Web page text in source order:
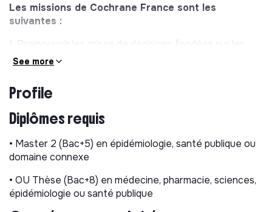
Les missions de Cochrane France sont les
suivantes :
1. Promouvoir les prises de décisions fondées sur les
données probantes en santé ;
systématiques Cochrane dans les prises de décisions
3. Prendre en compte les priorités nationales de santé
publique ;
des données probantes pertinentes, rigoureuses et
fiables ;
See more
Profile
Diplômes requis
• Master 2 (Bac+5) en épidémiologie, santé publique ou
domaine connexe
• OU Thèse (Bac+8) en médecine, pharmacie, sciences,
épidémiologie ou santé publique